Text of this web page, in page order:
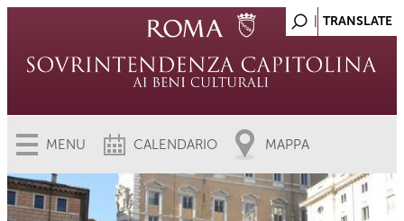
MENU CALENDARIO MAPPA